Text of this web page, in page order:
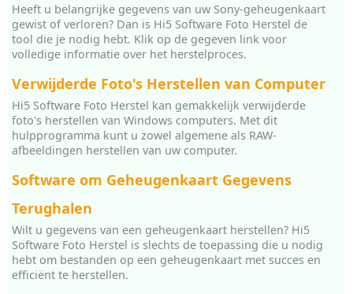
Heeft u belangrijke gegevens van uw Sony-geheugenkaart
gewist of verloren? Dan is Hi5 Software Foto Herstel de
tool die je nodig hebt. Klik op de gegeven link voor
volledige informatie over het herstelproces.
Verwijderde Foto's Herstellen van Computer
Hi5 Software Foto Herstel kan gemakkelijk verwijderde
foto's herstellen van Windows computers. Met dit
hulpprogramma kunt u zowel algemene als RAW-
afbeeldingen herstellen van uw computer.
Software om Geheugenkaart Gegevens
Terughalen
Wilt u gegevens van een geheugenkaart herstellen? Hi5
Software Foto Herstel is slechts de toepassing die u nodig
hebt om bestanden op een geheugenkaart met succes en
efficiënt te herstellen.